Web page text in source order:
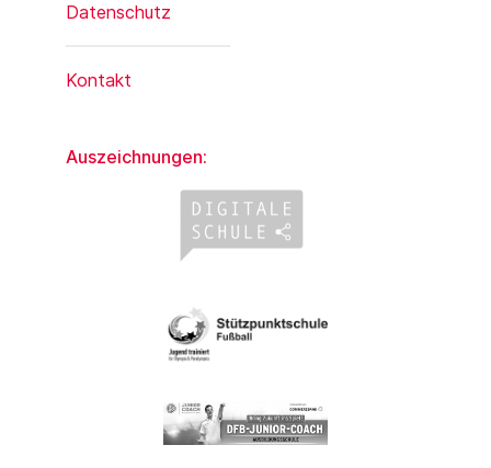
Datenschutz
Kontakt
Auszeichnungen: